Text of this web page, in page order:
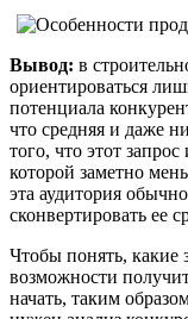
Вывод: в
ориентироваться
потенциала
что средняя и даже
того, что этот
которой заметно
эта аудитория
сконвертировать ее
Чтобы понять, какие
возможности
начать, таким